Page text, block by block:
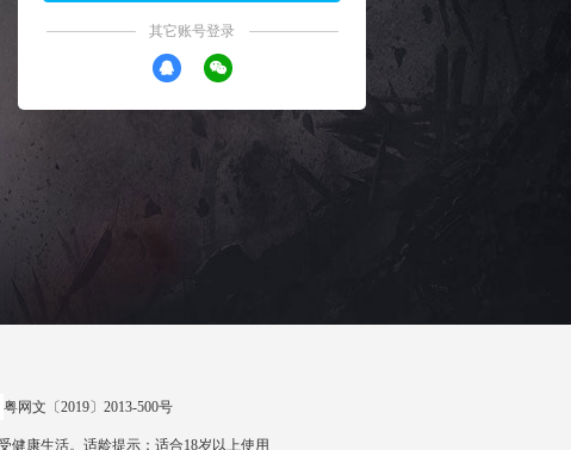
其它账号登录
粤网文〔2019〕2013-500号
健康生活。适龄提示：适合18岁以上使用